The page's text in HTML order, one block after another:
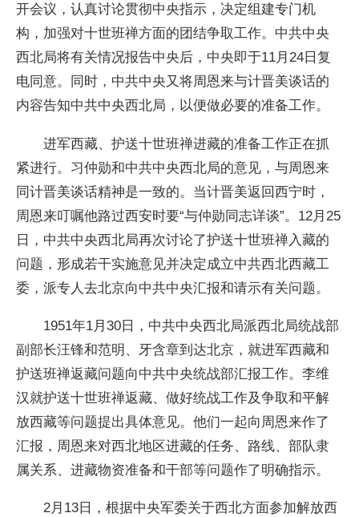
开会议，认真讨论贯彻中央指示，决定组建专门机
构，加强对十世班禅方面的团结争取工作。中共中央
西北局将有关情况报告中央后，中央即于11月24日复
电同意。同时，中共中央又将周恩来与计晋美谈话的
内容告知中共中央西北局，以便做必要的准备工作。
进军西藏、护送十世班禅进藏的准备工作正在抓
紧进行。习仲勋和中共中央西北局的意见，与周恩来
同计晋美谈话精神是一致的。当计晋美返回西宁时，
周恩来叮嘱他路过西安时要“与仲勋同志详谈”。12月25
日，中共中央西北局再次讨论了护送十世班禅入藏的
问题，形成若干实施意见并决定成立中共西北西藏工
委，派专人去北京向中共中央汇报和请示有关问题。
1951年1月30日，中共中央西北局派西北局统战部
副部长汪锋和范明、牙含章到达北京，就进军西藏和
护送班禅返藏问题向中共中央统战部汇报工作。李维
汉就护送十世班禅返藏、做好统战工作及争取和平解
放西藏等问题提出具体意见。他们一起向周恩来作了
汇报，周恩来对西北地区进藏的任务、路线、部队隶
属关系、进藏物资准备和干部等问题作了明确指示。
2月13日，根据中央军委关于西北方面参加解放西